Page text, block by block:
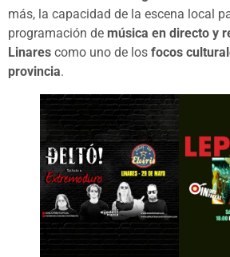
más, la capacidad de la escena local
programación de música en directo y
Linares como uno de los focos
provincia.